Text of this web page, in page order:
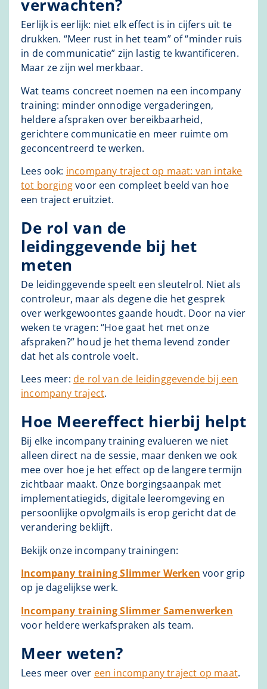
verwachten?
Eerlijk is eerlijk: niet elk effect is in cijfers uit te
drukken. “Meer rust in het team” of “minder ruis
in de communicatie” zijn lastig te kwantificeren.
Maar ze zijn wel merkbaar.
Wat teams concreet noemen na een incompany
training: minder onnodige vergaderingen,
heldere afspraken over bereikbaarheid,
gerichtere communicatie en meer ruimte om
geconcentreerd te werken.
Lees ook: incompany traject op maat: van intake
tot borgingvoor een compleet beeld van hoe
een traject eruitziet.
De rol van de
leidinggevende bij het
meten
De leidinggevende speelt een sleutelrol. Niet als
controleur, maar als degene die het gesprek
over werkgewoontes gaande houdt. Door na vier
weken te vragen: “Hoe gaat het met onze
afspraken?” houd je het thema levend zonder
dat het als controle voelt.
Lees meer: de rol van de leidinggevende bij een
incompany traject.
Hoe Meereffect hierbij helpt
Bij elke incompany training evalueren we niet
alleen direct na de sessie, maar denken we ook
mee over hoe je het effect op de langere termijn
zichtbaar maakt. Onze borgingsaanpak met
implementatiegids, digitale leeromgeving en
persoonlijke opvolgmails is erop gericht dat de
verandering beklijft.
Bekijk onze incompany trainingen:
Incompany training Slimmer Werken voor grip
op je dagelijkse werk.
Incompany training Slimmer Samenwerken
voor heldere werkafspraken als team.
Meer weten?
Lees meer over een incompany traject op maat.